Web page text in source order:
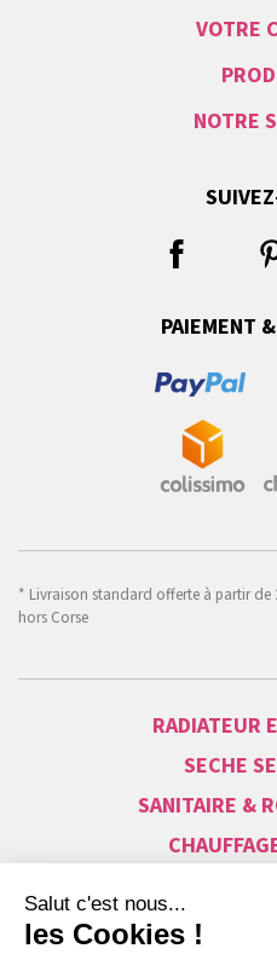
VOTRE
NOTRE
PAIEMENT
* Livraison standard offerte à partir
hors Corse
RADIATEUR
SECHE
SANITAIRE &
ALARME
MAISON